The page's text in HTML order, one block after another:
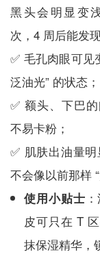
黑头会明显变
次，4 周后能发
✅ 毛孔肉眼可见
泛油光” 的状态；
✅ 额头、下巴
不易卡粉；
✅ 肌肤出油量
不会像以前那样 “
使用小贴士
皮可只在 T
抹保湿精华，